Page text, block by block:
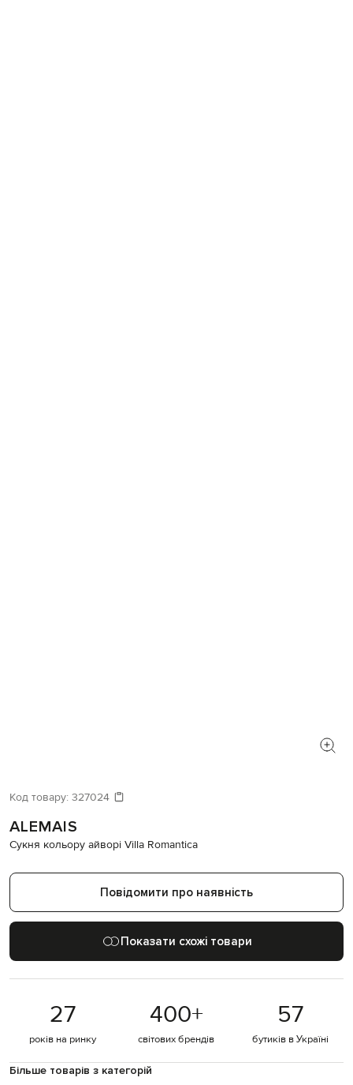
Код товару: 327024
ALEMAIS
Сукня кольору айворі Villa Romantica
Повідомити про наявність
Показати схожі товари
27
років на ринку
400+
світових брендів
57
бутиків в Україні
Більше товарів з категорій